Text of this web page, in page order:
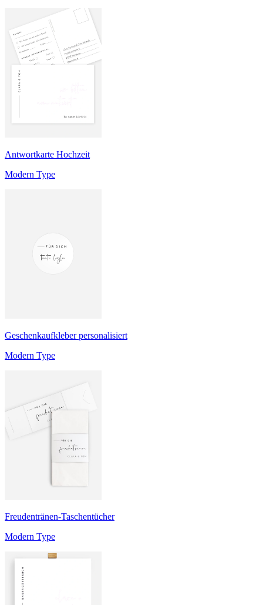
Antwortkarte Hochzeit
Modern Type
Geschenkaufkleber personalisiert
Modern Type
Freudentränen-Taschentücher
Modern Type